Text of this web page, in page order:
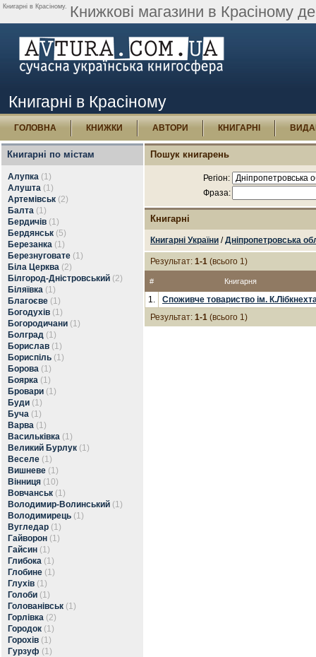
Книгарні в Красіному. Книжкові магазини в Красіному
Книгарні в Красіному
ГОЛОВНА КНИЖКИ АВТОРИ КНИГАРНІ
Книгарні по містам
Алупка (1)
Алушта (1)
Артемівськ (2)
Балта (1)
Бердичів (1)
Бердянськ (5)
Березанка (1)
Березнуговате (1)
Біла Церква (2)
Білгород-Дністровський (2)
Біляївка (1)
Благоєве (1)
Богодухів (1)
Богородичани (1)
Болград (1)
Борислав (1)
Бориспіль (1)
Борова (1)
Боярка (1)
Бровари (1)
Буди (1)
Буча (1)
Варва (1)
Васильківка (1)
Великий Бурлук (1)
Веселе (1)
Вишневе (1)
Вінниця (10)
Вовчанськ (1)
Володимир-Волинський (1)
Володимирець (1)
Вугледар (1)
Гайворон (1)
Гайсин (1)
Глибока (1)
Глобине (1)
Глухів (1)
Голоби (1)
Голованівськ (1)
Горлівка (2)
Городок (1)
Горохів (1)
Гурзуф (1)
Пошук книгарень
Регіон:
Фраза:
Книгарні
Книгарні України /Дніпропетровська
Результат: 1-1 (всього 1)
# Книгарня
1.
Споживче товариство ім.
Результат: 1-1 (всього 1)